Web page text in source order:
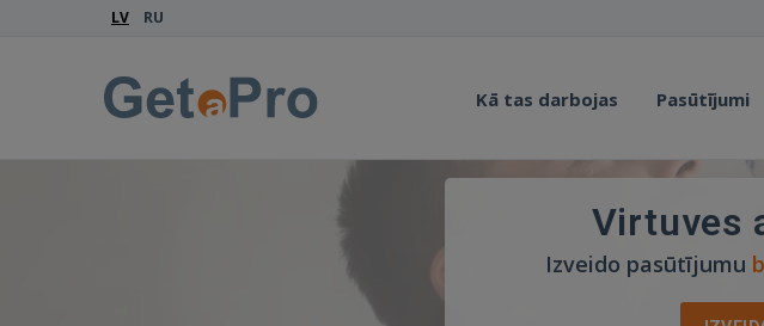
LV RU
Kā tas darbojas Pasūtījumi
Virtuves
Izveido pasūtījumu